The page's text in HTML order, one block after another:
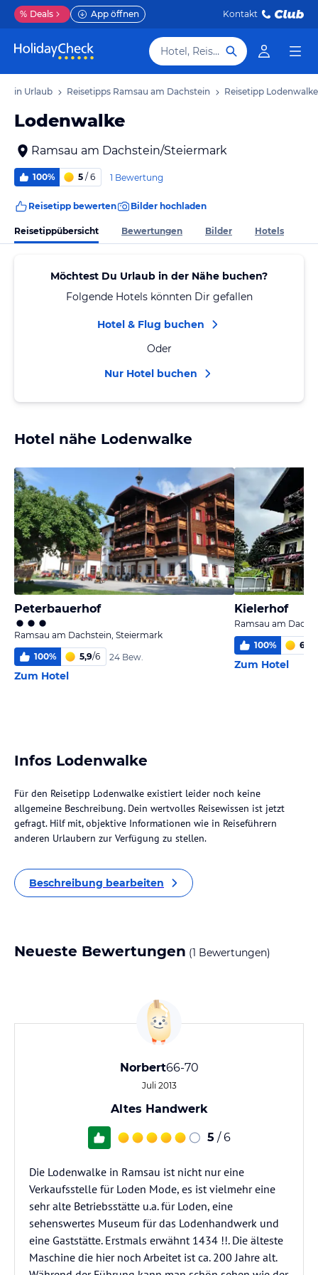
% Deals App öffnen Kontakt
Hotel, Reiseziel
Urlaub Reisetipps Ramsau am Dachstein Reisetipp Lodenwalke
Lodenwalke
Ramsau am Dachstein/Steiermark
100% 5 / 6 1 Bewertung
Reisetipp bewerten Bilder hochladen
Reisetippübersicht Bewertungen Bilder Hotels
Möchtest Du Urlaub in der Nähe buchen?
Folgende Hotels könnten Dir gefallen
Hotel & Flug buchen
Oder
Nur Hotel buchen
Hotel nähe Lodenwalke
Peterbauerhof
Ramsau am Dachstein, Steiermark
100% 5,9/6 24 Bew.
Zum Hotel
Kielerhof
Ramsau am
100% 6,0
Zum Hotel
Infos Lodenwalke
Für den Reisetipp Lodenwalke existiert leider noch keine
allgemeine Beschreibung. Dein wertvolles Reisewissen ist jetzt
gefragt. Hilf mit, objektive Informationen wie in Reiseführern
anderen Urlaubern zur Verfügung zu stellen.
Beschreibung bearbeiten
Neueste Bewertungen (1 Bewertungen)
Norbert66-70
Juli 2013
Altes Handwerk
5 / 6
Die Lodenwalke in Ramsau ist nicht nur eine
Verkaufsstelle für Loden Mode, es ist vielmehr eine
sehr alte Betriebsstätte u.a. für Loden, eine
sehenswertes Museum für das Lodenhandwerk und
eine Gaststätte. Erstmals erwähnt 1434 !!. Die älteste
Maschine die hier noch Arbeitet ist ca. 200 Jahre alt.